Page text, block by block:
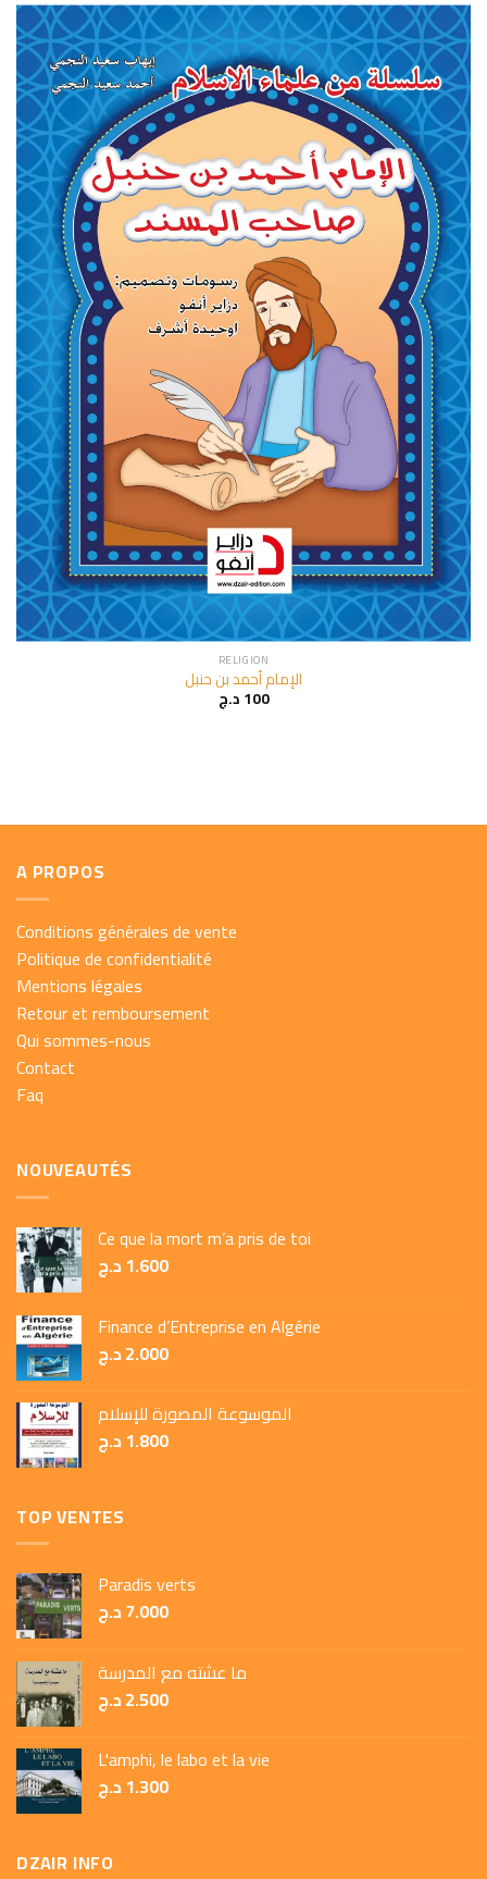
RELIGION
الإمام أحمد بن حنبل
100د.ج
A PROPOS
Conditions générales de vente
Politique de confidentialité
Mentions légales
Retour et remboursement
Qui sommes-nous
Contact
Faq
NOUVEAUTÉS
Ce que la mort m’a pris de toi
1.600د.ج
Finance d’Entreprise en Algérie
2.000د.ج
الموسوعة المصورة للإسلام
1.800د.ج
TOP VENTES
Paradis verts
7.000د.ج
ما عشته مع المدرسة
2.500د.ج
L'amphi, le labo et la vie
1.300د.ج
DZAIR INFO